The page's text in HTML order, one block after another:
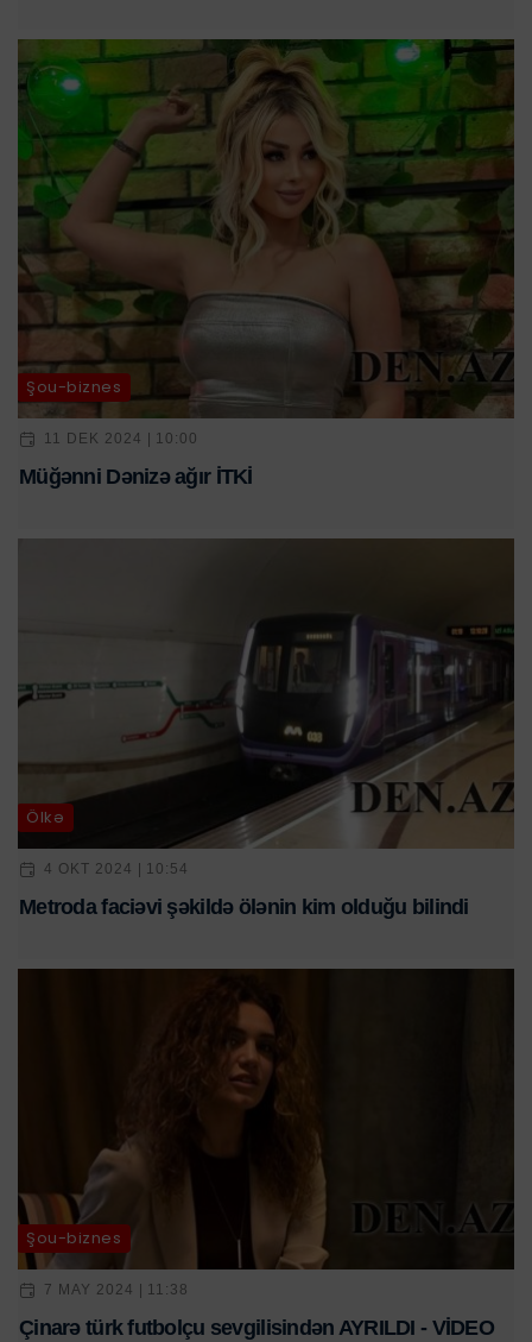
Şou-biznes
11 DEK 2024 | 10:00
Müğənni Dənizə ağır İTKİ
Ölkə
4 OKT 2024 | 10:54
Metroda faciəvi şəkildə ölənin kim olduğu bilindi
Şou-biznes
7 MAY 2024 | 11:38
Çinarə türk futbolçu sevgilisindən AYRILDI - VİDEO